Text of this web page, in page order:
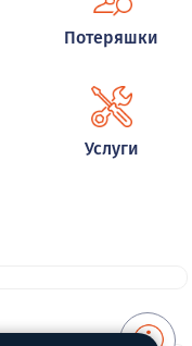
Потеряшки
Услуги